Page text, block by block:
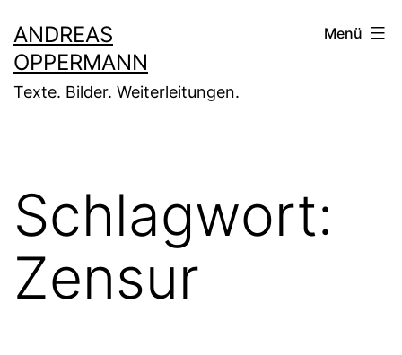
Inhalt
springen
ANDREAS
OPPERMANN
Texte. Bilder. Weiterleitungen.
Menü
Schlagwort:
Zensur